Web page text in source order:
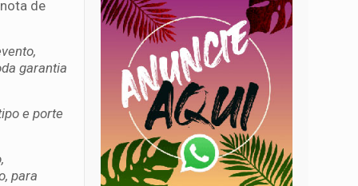
de
garantia
e porte
para